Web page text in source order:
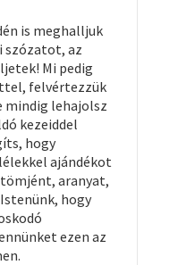
is meghalljuk
szózatot, az
Mi pedig
felvértezzük
lehajolsz
kezeiddel
hogy
ajándékot
tömjént, aranyat,
hogy
ezen az